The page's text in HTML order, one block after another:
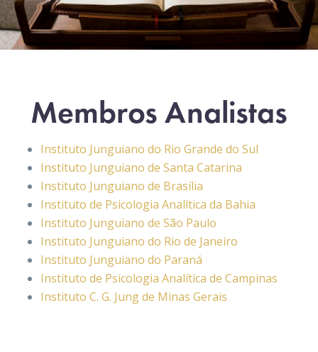
Membros Analistas
Instituto Junguiano do Rio Grande do Sul
Instituto Junguiano de Santa Catarina
Instituto Junguiano de Brasília
Instituto de Psicologia Analítica da Bahia
Instituto Junguiano de São Paulo
Instituto Junguiano do Rio de Janeiro
Instituto Junguiano do Paraná
Instituto de Psicologia Analítica de Campinas
Instituto C. G. Jung de Minas Gerais